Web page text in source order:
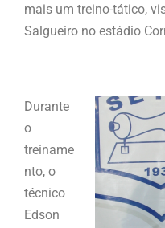
mais um treino-tático,
Salgueiro no estádio
Durante
o
treiname
nto, o
técnico
Edson